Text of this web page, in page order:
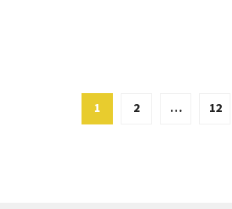
1 2 … 12